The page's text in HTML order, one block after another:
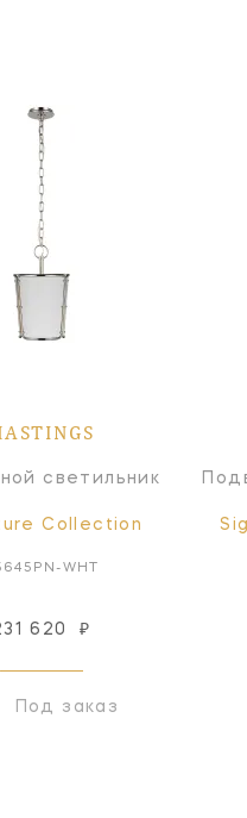
светильник
Collection
WHT
620 ₽
Под заказ